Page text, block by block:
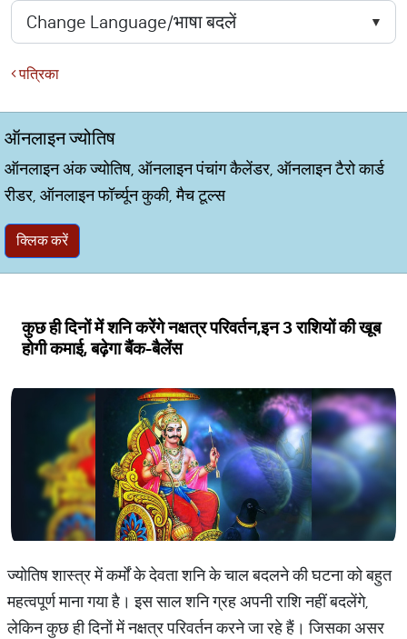
पत्रिका
ऑनलाइन ज्योतिष
ऑनलाइन अंक ज्योतिष, ऑनलाइन पंचांग कैलेंडर, ऑनलाइन टैरो कार्ड
रीडर, ऑनलाइन फॉर्च्यून कुकी, मैच टूल्स
क्लिक करें
कुछ ही दिनों में शनि करेंगे नक्षत्र परिवर्तन,इन 3 राशियों की खूब
होगी कमाई, बढ़ेगा बैंक-बैलेंस
ज्योतिष शास्त्र में कर्मों के देवता शनि के चाल बदलने की घटना को बहुत
महत्वपूर्ण माना गया है। इस साल शनि ग्रह अपनी राशि नहीं बदलेंगे,
लेकिन कुछ ही दिनों में नक्षत्र परिवर्तन करने जा रहे हैं। जिसका असर